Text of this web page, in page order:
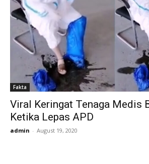
Fakta
Viral Keringat Tenaga Medis
Ketika Lepas APD
admin - August 19, 2020